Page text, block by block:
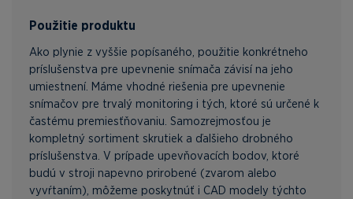
Použitie produktu
Ako plynie z vyššie popísaného, použitie konkrétneho
príslušenstva pre upevnenie snímača závisí na jeho
umiestnení. Máme vhodné riešenia pre upevnenie
snímačov pre trvalý monitoring i tých, ktoré sú určené k
častému premiesťňovaniu. Samozrejmosťou je
kompletný sortiment skrutiek a ďalšieho drobného
príslušenstva. V prípade upevňovacích bodov, ktoré
budú v stroji napevno prirobené (zvarom alebo
vyvŕtaním), môžeme poskytnúť i CAD modely týchto